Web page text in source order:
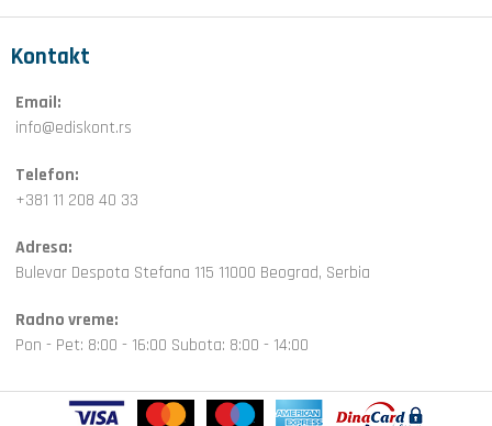
Kontakt
Email:
info@ediskont.rs
Telefon:
+381 11 208 40 33
Adresa:
Bulevar Despota Stefana 115 11000 Beograd, Serbia
Radno vreme:
Pon - Pet: 8:00 - 16:00 Subota: 8:00 - 14:00